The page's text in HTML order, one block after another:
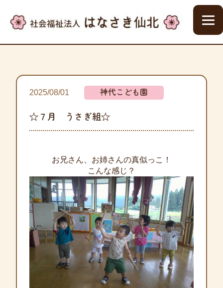
2025/08/01 神代こども園
☆７月 うさぎ組☆
お兄さん、お姉さんの真似っこ！
こんな感じ？